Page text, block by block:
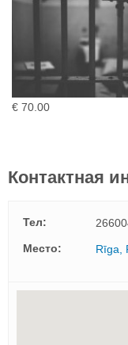
€ 70.00
Контактная
Тел:
Mесто:
Rīga,